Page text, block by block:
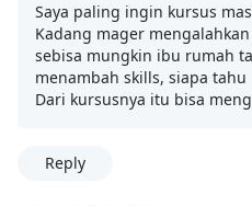
Saya paling ingin kursus
Kadang mager
sebisa mungkin ibu rumah
menambah skills, siapa tahu
Dari kursusnya itu bisa
Reply